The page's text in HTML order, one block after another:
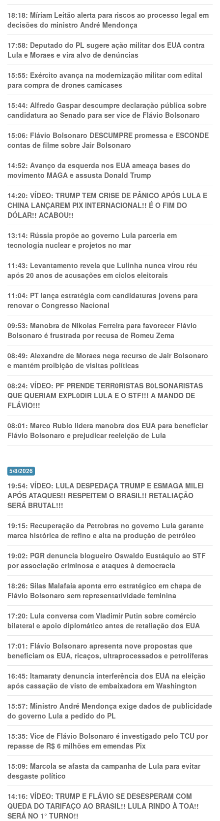
18:18: Míriam Leitão alerta para riscos ao processo legal em
decisões do ministro André Mendonça
17:58: Deputado do PL sugere ação militar dos EUA contra
Lula e Moraes e vira alvo de denúncias
15:55: Exército avança na modernização militar com edital
para compra de drones camicases
15:44: Alfredo Gaspar descumpre declaração pública sobre
candidatura ao Senado para ser vice de Flávio Bolsonaro
15:06: Flávio Bolsonaro DESCUMPRE promessa e ESCONDE
contas de filme sobre Jair Bolsonaro
14:52: Avanço da esquerda nos EUA ameaça bases do
movimento MAGA e assusta Donald Trump
14:20: VÍDEO: TRUMP TEM CRlSE DE PÂNlCO APÓS LULA E
CHINA LANÇAREM PIX INTERNACIONAL!! É O FIM DO
DÓLAR!! ACABOU!!
13:14: Rússia propõe ao governo Lula parceria em
tecnologia nuclear e projetos no mar
11:43: Levantamento revela que Lulinha nunca virou réu
após 20 anos de acusações em ciclos eleitorais
11:04: PT lança estratégia com candidaturas jovens para
renovar o Congresso Nacional
09:53: Manobra de Nikolas Ferreira para favorecer Flávio
Bolsonaro é frustrada por recusa de Romeu Zema
08:49: Alexandre de Moraes nega recurso de Jair Bolsonaro
e mantém proibição de visitas políticas
08:24: VÍDEO: PF PRENDE TERR0RlSTAS B0LSONARlSTAS
QUE QUERIAM EXPL0DlR LULA E O STF!!! A MANDO DE
FLÁVIO!!!
08:01: Marco Rubio lidera manobra dos EUA para beneficiar
Flávio Bolsonaro e prejudicar reeleição de Lula
5/8/2026
19:54: VÍDEO: LULA DESPEDAÇA TRUMP E ESMAGA MILEI
APÓS ATAQUES!! RESPEITEM O BRASIL!! RETALIAÇÃO
SERÁ BRUTAL!!!
19:15: Recuperação da Petrobras no governo Lula garante
marca histórica de refino e alta na produção de petróleo
19:02: PGR denuncia blogueiro Oswaldo Eustáquio ao STF
por associação criminosa e ataques à democracia
18:26: Silas Malafaia aponta erro estratégico em chapa de
Flávio Bolsonaro sem representatividade feminina
17:20: Lula conversa com Vladimir Putin sobre comércio
bilateral e apoio diplomático antes de retaliação dos EUA
17:01: Flávio Bolsonaro apresenta nove propostas que
beneficiam os EUA, ricaços, ultraprocessados e petrolíferas
16:45: Itamaraty denuncia interferência dos EUA na eleição
após cassação de visto de embaixadora em Washington
15:57: Ministro André Mendonça exige dados de publicidade
do governo Lula a pedido do PL
15:35: Vice de Flávio Bolsonaro é investigado pelo TCU por
repasse de R$ 6 milhões em emendas Pix
15:09: Marcola se afasta da campanha de Lula para evitar
desgaste político
14:16: VÍDEO: TRUMP E FLÁVIO SE DESESPERAM COM
QUEDA DO TARIFAÇO AO BRASIL!! LULA RINDO À TOA!!
SERÁ NO 1° TURNO!!